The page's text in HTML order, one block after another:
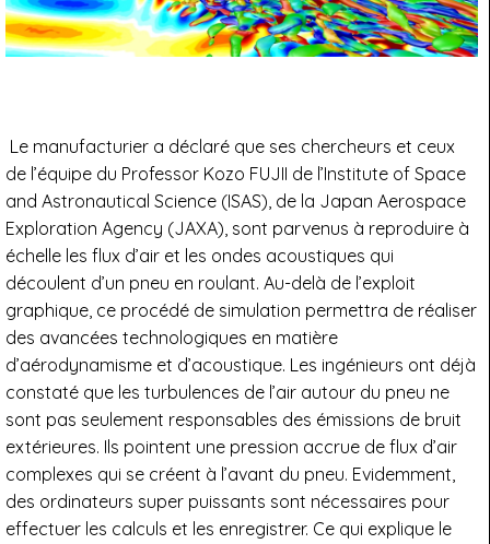
Le manufacturier a déclaré que ses chercheurs et ceux
de l’équipe du Professor Kozo FUJII de l’Institute of Space
and Astronautical Science (ISAS), de la Japan Aerospace
Exploration Agency (JAXA), sont parvenus à reproduire à
échelle les flux d’air et les ondes acoustiques qui
découlent d’un pneu en roulant. Au-delà de l’exploit
graphique, ce procédé de simulation permettra de réaliser
des avancées technologiques en matière
d’aérodynamisme et d’acoustique. Les ingénieurs ont déjà
constaté que les turbulences de l’air autour du pneu ne
sont pas seulement responsables des émissions de bruit
extérieures. Ils pointent une pression accrue de flux d’air
complexes qui se créent à l’avant du pneu. Evidemment,
des ordinateurs super puissants sont nécessaires pour
effectuer les calculs et les enregistrer. Ce qui explique le